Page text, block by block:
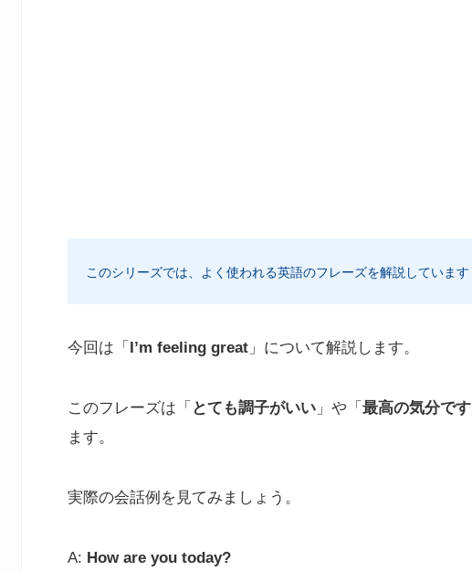
このシリーズでは、よく使われる英語のフレーズを解説しています
今回は「 I’m feeling great 」について解説します。
このフレーズは「 とても調子がいい 」や「 最高の気分です
ます。
実際の会話例を見てみましょう。
A: How are you today?